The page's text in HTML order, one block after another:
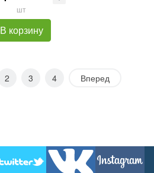
шт
В корзину
2 3 4 Вперед